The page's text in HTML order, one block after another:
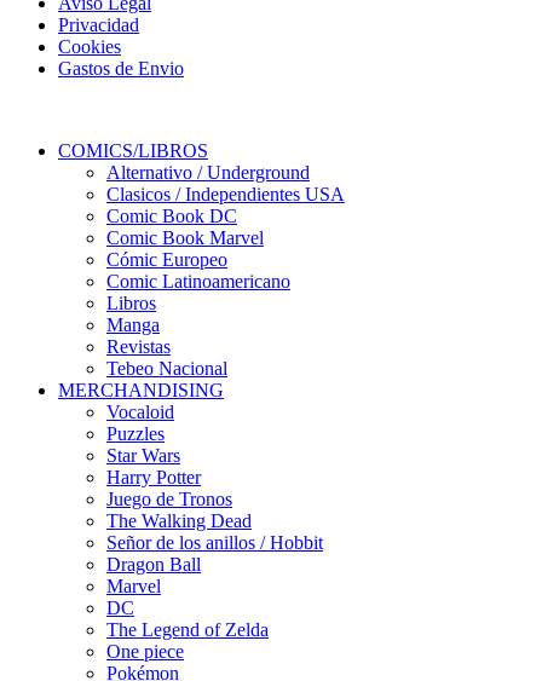
Privacidad
Cookies
Gastos de Envio
COMICS/LIBROS
Alternativo / Underground
Clasicos / Independientes USA
Comic Book DC
Comic Book Marvel
Cómic Europeo
Comic Latinoamericano
Libros
Manga
Revistas
Tebeo Nacional
MERCHANDISING
Vocaloid
Puzzles
Star Wars
Harry Potter
Juego de Tronos
The Walking Dead
Señor de los anillos / Hobbit
Dragon Ball
Marvel
DC
The Legend of Zelda
One piece
Pokémon